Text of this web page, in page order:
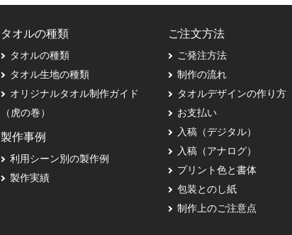
タオルの種類
タオルの種類
タオル生地の種類
オリジナルタオル制作ガイド
（虎の巻）
製作事例
利用シーン別の製作例
製作実績
ご注文方法
ご発注方法
制作の流れ
タオルデザインの作り方
お支払い
入稿（デジタル）
入稿（アナログ）
プリント色と書体
包装とのし紙
制作上のご注意点